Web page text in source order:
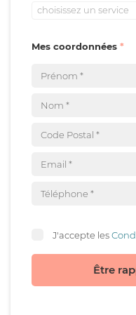
choisissez un service
Mes coordonnées
J'accepte les
Être